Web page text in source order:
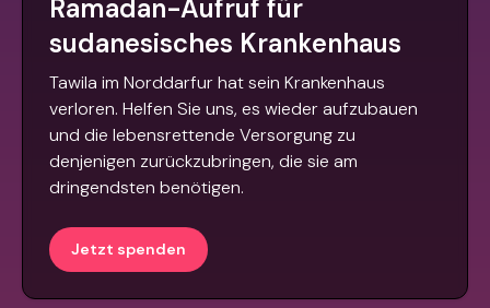
Ramadan-Aufruf für
sudanesisches Krankenhaus
Tawila im Norddarfur hat sein Krankenhaus
verloren. Helfen Sie uns, es wieder aufzubauen
und die lebensrettende Versorgung zu
denjenigen zurückzubringen, die sie am
dringendsten benötigen.
Jetzt spenden